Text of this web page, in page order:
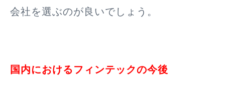
会社を選ぶのが良いでしょう。
国内におけるフィンテックの今後